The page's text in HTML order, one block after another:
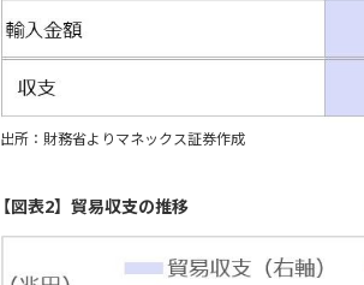
出所：財務省よりマネックス証券作成
【図表2】貿易収支の推移